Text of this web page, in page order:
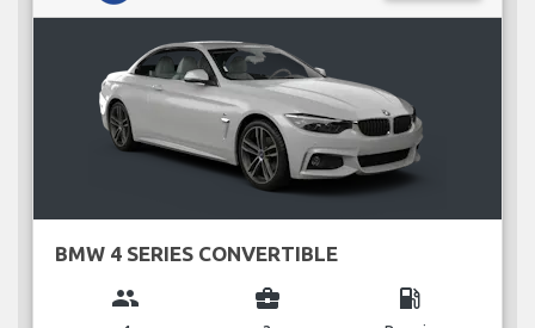
BMW 4 SERIES CONVERTIBLE
group business_center local_gas_station